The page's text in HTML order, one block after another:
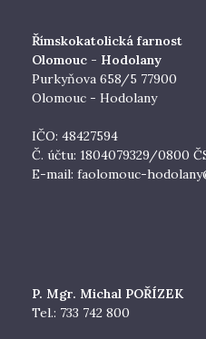
Římskokatolická farnost
Olomouc - Hodolany
Purkyňova 658/5 77900
Olomouc - Hodolany
IČO: 48427594
Č. účtu: 1804079329/0800
E-mail: faolomouc-
P. Mgr. Michal POŘÍZEK
Tel.: 733 742 800